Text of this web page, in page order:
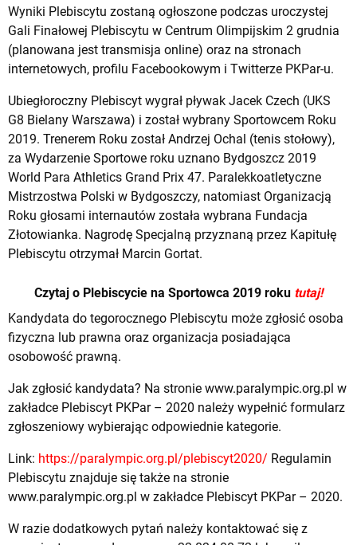
Wyniki Plebiscytu zostaną ogłoszone podczas uroczystej
Gali Finałowej Plebiscytu w Centrum Olimpijskim 2 grudnia
(planowana jest transmisja online) oraz na stronach
internetowych, profilu Facebookowym i Twitterze PKPar-u.
Ubiegłoroczny Plebiscyt wygrał pływak Jacek Czech (UKS
G8 Bielany Warszawa) i został wybrany Sportowcem Roku
2019. Trenerem Roku został Andrzej Ochal (tenis stołowy),
za Wydarzenie Sportowe roku uznano Bydgoszcz 2019
World Para Athletics Grand Prix 47. Paralekkoatletyczne
Mistrzostwa Polski w Bydgoszczy, natomiast Organizacją
Roku głosami internautów została wybrana Fundacja
Złotowianka. Nagrodę Specjalną przyznaną przez Kapitułę
Plebiscytu otrzymał Marcin Gortat.
Czytaj o Plebiscycie na Sportowca 2019 roku tutaj!
Kandydata do tegorocznego Plebiscytu może zgłosić osoba
fizyczna lub prawna oraz organizacja posiadająca
osobowość prawną.
Jak zgłosić kandydata? Na stronie www.paralympic.org.pl w
zakładce Plebiscyt PKPar – 2020 należy wypełnić formularz
zgłoszeniowy wybierając odpowiednie kategorie.
Link: https://paralympic.org.pl/plebiscyt2020/ Regulamin
Plebiscytu znajduje się także na stronie
www.paralympic.org.pl w zakładce Plebiscyt PKPar – 2020.
W razie dodatkowych pytań należy kontaktować się z